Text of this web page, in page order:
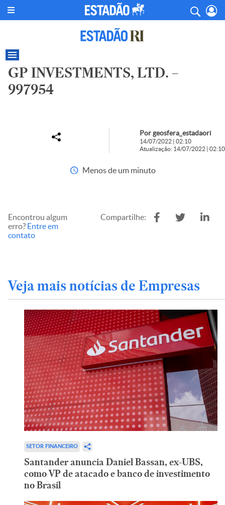
GP INVESTMENTS, LTD. –
997954
Por geosfera_estadaori
14/07/2022 | 02:10
Atualização: 14/07/2022 | 02:10
Menos de um minuto
Encontrou algum
erro? Entre em
contato
Compartilhe:
Veja mais notícias de Empresas
SETOR FINANCEIRO
Santander anuncia Daniel Bassan, ex-UBS,
como VP de atacado e banco de investimento
no Brasil